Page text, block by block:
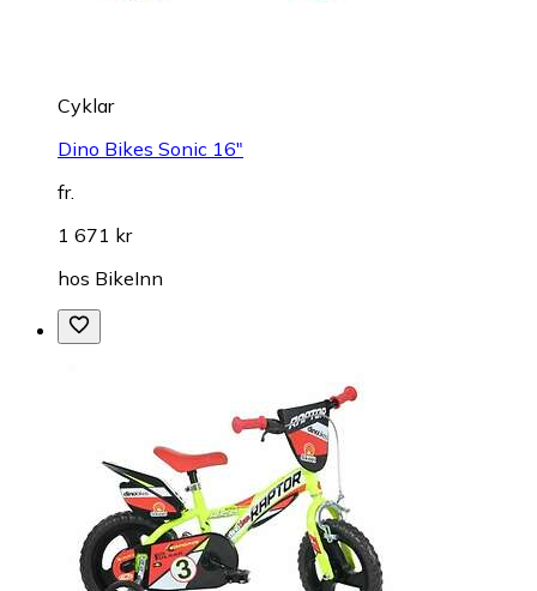
Cyklar
Dino Bikes Sonic 16"
fr.
1 671 kr
hos BikeInn